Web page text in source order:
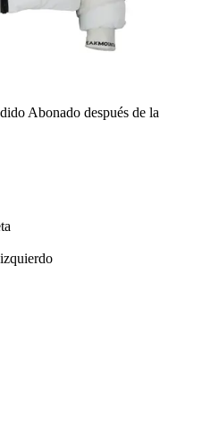
Abonado después de la